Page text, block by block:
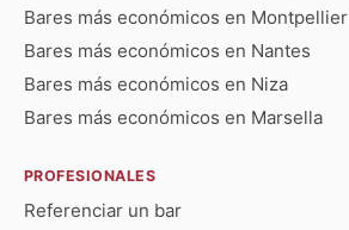
Bares más económicos en Montpellier
Bares más económicos en Nantes
Bares más económicos en Niza
Bares más económicos en Marsella
PROFESIONALES
Referenciar un bar